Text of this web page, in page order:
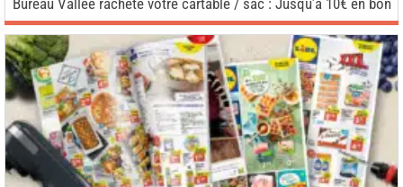
Bureau Vallée rachète votre cartable / sac : Jusqu’à 10€ en bon